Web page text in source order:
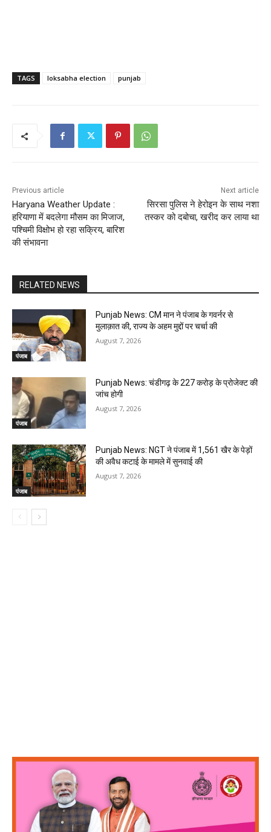
TAGS loksabha election punjab
Previous article
Haryana Weather Update :
हरियाणा में बदलेगा मौसम का मिजाज,
पश्चिमी विक्षोभ हो रहा सक्रिय, बारिश
की संभावना
Next article
सिरसा पुलिस ने हेरोइन के साथ नशा
तस्कर को दबोचा, खरीद कर लाया था
RELATED NEWS
पंजाब
Punjab News: CM मान ने पंजाब के गवर्नर से
मुलाक़ात की, राज्य के अहम मुद्दों पर चर्चा की
August 7, 2026
पंजाब
Punjab News: चंडीगढ़ के ₹227 करोड़ के प्रोजेक्ट की
जांच होगी
August 7, 2026
पंजाब
Punjab News: NGT ने पंजाब में 1,561 खैर के पेड़ों
की अवैध कटाई के मामले में सुनवाई की
August 7, 2026